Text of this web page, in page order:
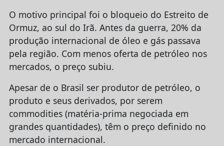
O motivo principal foi o bloqueio do Estreito de
Ormuz, ao sul do Irã. Antes da guerra, 20% da
produção internacional de óleo e gás passava
pela região. Com menos oferta de petróleo nos
mercados, o preço subiu.
Apesar de o Brasil ser produtor de petróleo, o
produto e seus derivados, por serem
commodities (matéria-prima negociada em
grandes quantidades), têm o preço definido no
mercado internacional.